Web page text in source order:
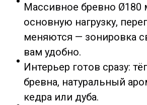
Массивное бревно Ø180
основную нагрузку,
меняются — зонировка
вам удобно.
Интерьер готов сразу:
бревна, натуральный
кедра или дуба.